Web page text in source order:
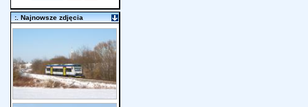
:. Najnowsze zdjęcia